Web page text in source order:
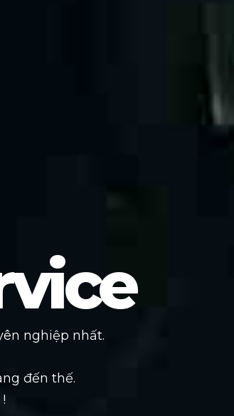
nghiệp nhất.
đến thế.